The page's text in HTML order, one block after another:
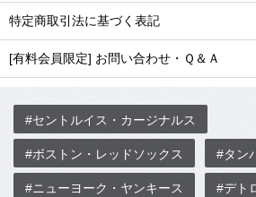
特定商取引法に基づく表記
[有料会員限定] お問い合わせ・Ｑ＆Ａ
#セントルイス・カージナルス
#ボストン・レッドソックス #タン
#ニューヨーク・ヤンキース #デト